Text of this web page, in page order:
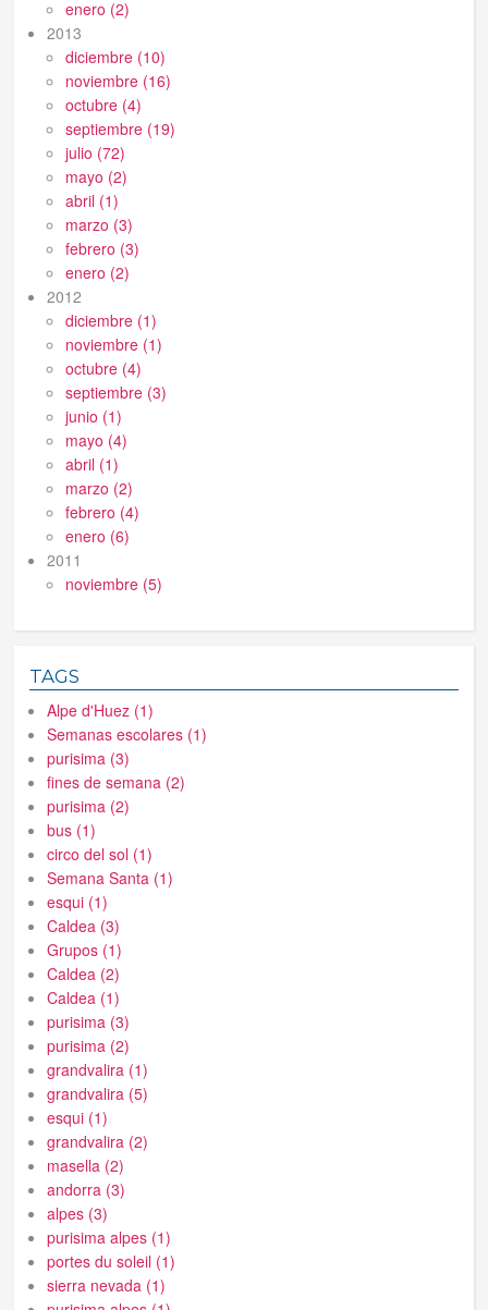
enero (2)
2013
diciembre (10)
noviembre (16)
octubre (4)
septiembre (19)
julio (72)
mayo (2)
abril (1)
marzo (3)
febrero (3)
enero (2)
2012
diciembre (1)
noviembre (1)
octubre (4)
septiembre (3)
junio (1)
mayo (4)
abril (1)
marzo (2)
febrero (4)
enero (6)
2011
noviembre (5)
TAGS
Alpe d'Huez (1)
Semanas escolares (1)
purisima (3)
fines de semana (2)
purisima (2)
bus (1)
circo del sol (1)
Semana Santa (1)
esqui (1)
Caldea (3)
Grupos (1)
Caldea (2)
Caldea (1)
purisima (3)
purisima (2)
grandvalira (1)
grandvalira (5)
esqui (1)
grandvalira (2)
masella (2)
andorra (3)
alpes (3)
purisima alpes (1)
portes du soleil (1)
sierra nevada (1)